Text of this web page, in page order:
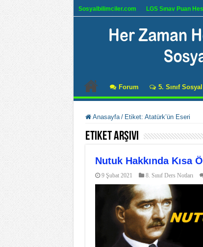
Sosyalbilimciler.com LGS Sınav Puan
Forum 5. Sınıf
Anasayfa / Etiket: Atatürk’ün Eseri
Etiket Arşivi
Nutuk Hakkında Kısa
9 Şubat 2021 8. Sınıf Ders Notları